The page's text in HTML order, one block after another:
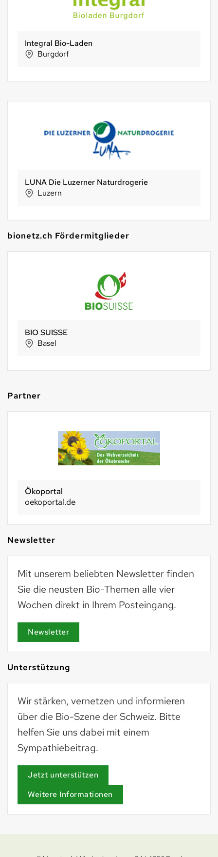
BachserMärt Kalkbreite
Zürich
Holle baby food AG
Riehen
bionetz.ch Fördermitglieder
Morga AG
Ebnat-Kappel
Partner
Ökoportal
oekoportal.de
Newsletter
Mit unserem beliebten Newsletter finden
Sie die neusten Bio-Themen alle vier
Wochen direkt in Ihrem Posteingang.
Newsletter
Unterstützung
Wir stärken, vernetzen und informieren
über die Bio-Szene der Schweiz. Bitte
helfen Sie uns dabei mit einem
Sympathiebeitrag.
Jetzt unterstützen
Weitere Informationen